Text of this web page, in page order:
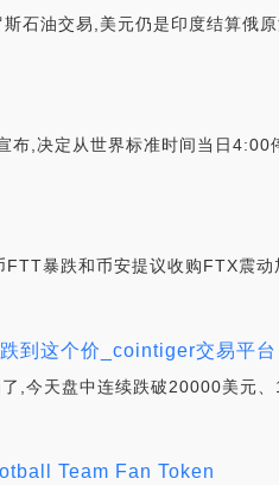
石油交易,美元仍是印度结算俄
布,决定从世界标准时间当日4:00
暴跌和币安提议收购FTX震动
到这个价_cointiger交易平台
,今天盘中连续跌破20000美元
Team Fan Token